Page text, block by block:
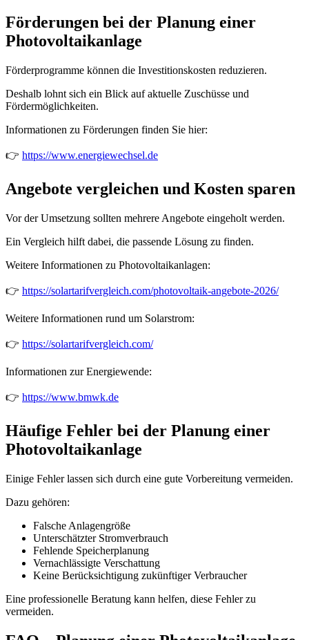
Förderungen bei der Planung einer
Photovoltaikanlage
Förderprogramme können die Investitionskosten reduzieren.
Deshalb lohnt sich ein Blick auf aktuelle Zuschüsse und
Fördermöglichkeiten.
Informationen zu Förderungen finden Sie hier:
👉 https://www.energiewechsel.de
Angebote vergleichen und Kosten sparen
Vor der Umsetzung sollten mehrere Angebote eingeholt werden.
Ein Vergleich hilft dabei, die passende Lösung zu finden.
Weitere Informationen zu Photovoltaikanlagen:
👉 https://solartarifvergleich.com/photovoltaik-angebote-2026/
Weitere Informationen rund um Solarstrom:
👉 https://solartarifvergleich.com/
Informationen zur Energiewende:
👉 https://www.bmwk.de
Häufige Fehler bei der Planung einer
Photovoltaikanlage
Einige Fehler lassen sich durch eine gute Vorbereitung vermeiden.
Dazu gehören:
Falsche Anlagengröße
Unterschätzter Stromverbrauch
Fehlende Speicherplanung
Vernachlässigte Verschattung
Keine Berücksichtigung zukünftiger Verbraucher
Eine professionelle Beratung kann helfen, diese Fehler zu
vermeiden.